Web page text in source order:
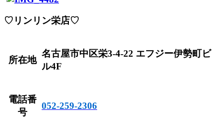
♡リンリン栄店♡
所在地
名古屋市中区栄3-4-22 エフジー伊勢町ビ
ル4F
電話番
号
052-259-2306